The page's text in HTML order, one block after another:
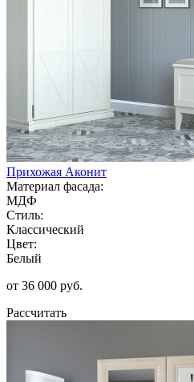
Прихожая Аконит
Материал фасада:
МДФ
Стиль:
Классический
Цвет:
Белый
от 36 000 руб.
Рассчитать